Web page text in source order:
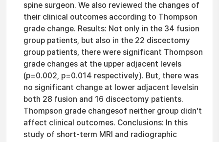
spine surgeon. We also reviewed the changes of
their clinical outcomes according to Thompson
grade change. Results: Not only in the 34 fusion
group patients, but also in the 22 discectomy
group patients, there were significant Thompson
grade changes at the upper adjacent levels
(p=0.002, p=0.014 respectively). But, there was
no significant change at lower adjacent levelsin
both 28 fusion and 16 discectomy patients.
Thompson grade changesof neither group didn't
affect clinical outcomes. Conclusions: In this
study of short-term MRI and radiographic